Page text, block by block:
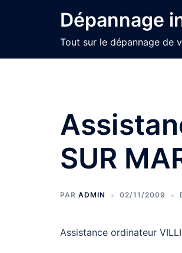
Dépannage
Tout sur le dépannage de
SUR
PAR ADMIN 02/11/2009
Assistance ordinateur